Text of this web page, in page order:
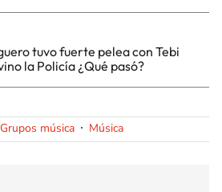
tuvo fuerte pelea con Tebi
la Policía ¿Qué pasó?
Grupos música Música